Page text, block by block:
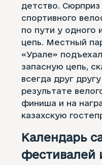
детство.
спортивного
по пути у одного
цепь. Местный
«Урале»
запасную цепь,
всегда друг
результате
финиша и на
казахскую
Календарь
фестивалей